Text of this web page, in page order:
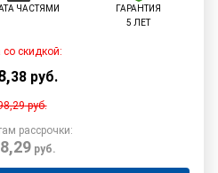
ЧАСТЯМИ
ГАРАНТИЯ
5 ЛЕТ
со скидкой:
,38 руб.
руб.
рассрочки:
руб.